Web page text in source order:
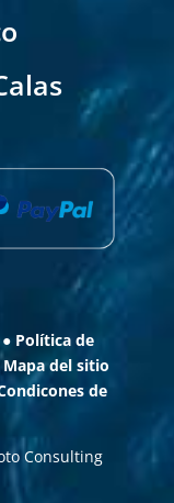
● Política de
Mapa del sitio
de
Consulting